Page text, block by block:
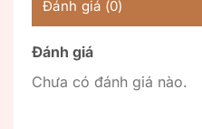
Đánh giá (0)
Đánh giá
Chưa có đánh giá nào.